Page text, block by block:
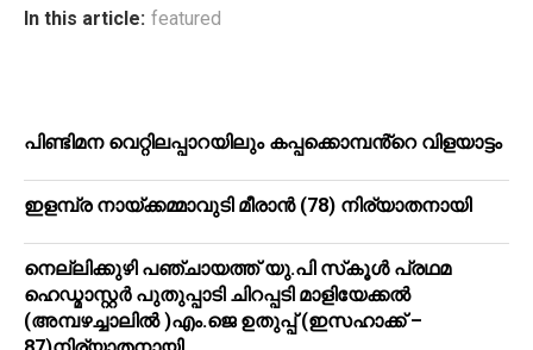
In this article: featured
പിണ്ടിമന വെറ്റിലപ്പാറയിലും കപ്പക്കൊമ്പൻ്റെ വിളയാട്ടം
ഇളമ്പ്ര നായ്ക്കമ്മാവുടി മീരാൻ (78) നിര്യാതനായി
നെല്ലിക്കുഴി പഞ്ചായത്ത് യു.പി സ്‌കൂൾ പ്രഥമ
ഹെഡ്മാസ്റ്റർ പുതുപ്പാടി ചിറപ്പടി മാളിയേക്കൽ
(അമ്പഴച്ചാലിൽ )എം.ജെ ഉതുപ്പ് (ഇസഹാക്ക് –